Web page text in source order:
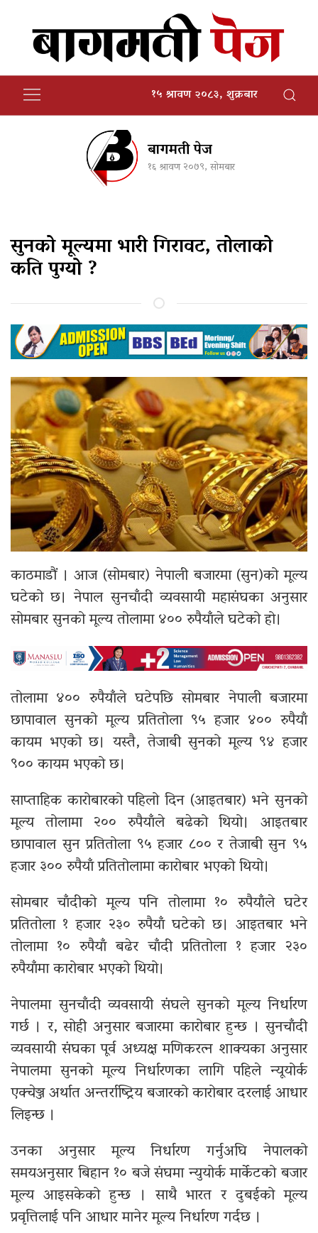
१५ श्रावण २०८३, शुक्रबार
बागमती पेज
१६ श्रावण २०७९, सोमबार
सुनको मूल्यमा भारी गिरावट, तोलाको
कति पुग्यो ?
काठमाडौं । आज (सोमबार) नेपाली बजारमा (सुन)को मूल्य
घटेको छ। नेपाल सुनचाँदी व्यवसायी महासंघका अनुसार
सोमबार सुनको मूल्य तोलामा ४०० रुपैयाँले घटेको हो।
तोलामा ४०० रुपैयाँले घटेपछि सोमबार नेपाली बजारमा
छापावाल सुनको मूल्य प्रतितोला ९५ हजार ४०० रुपैयाँ
कायम भएको छ। यस्तै, तेजाबी सुनको मूल्य ९४ हजार
९०० कायम भएको छ।
साप्ताहिक कारोबारको पहिलो दिन (आइतबार) भने सुनको
मूल्य तोलामा २०० रुपैयाँले बढेको थियो। आइतबार
छापावाल सुन प्रतितोला ९५ हजार ८०० र तेजाबी सुन ९५
हजार ३०० रुपैयाँ प्रतितोलामा कारोबार भएको थियो।
सोमबार चाँदीको मूल्य पनि तोलामा १० रुपैयाँले घटेर
प्रतितोला १ हजार २३० रुपैयाँ घटेको छ। आइतबार भने
तोलामा १० रुपैयाँ बढेर चाँदी प्रतितोला १ हजार २३०
रुपैयाँमा कारोबार भएको थियो।
नेपालमा सुनचाँदी व्यवसायी संघले सुनको मूल्य निर्धारण
गर्छ । र, सोही अनुसार बजारमा कारोबार हुन्छ । सुनचाँदी
व्यवसायी संघका पूर्व अध्यक्ष मणिकरत्न शाक्यका अनुसार
नेपालमा सुनको मूल्य निर्धारणका लागि पहिले न्यूयोर्क
एक्चेञ्ज अर्थात अन्तर्राष्ट्रिय बजारको कारोबार दरलाई आधार
लिइन्छ ।
उनका अनुसार मूल्य निर्धारण गर्नुअघि नेपालको
समयअनुसार बिहान १० बजे संघमा न्युयोर्क मार्केटको बजार
मूल्य आइसकेको हुन्छ । साथै भारत र दुबईको मूल्य
प्रवृत्तिलाई पनि आधार मानेर मूल्य निर्धारण गर्दछ ।